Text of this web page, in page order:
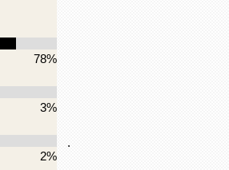
78%
3%
2%
.